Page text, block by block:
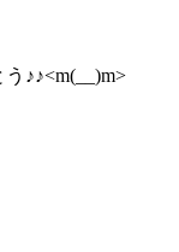
♪♪<m(__)m>